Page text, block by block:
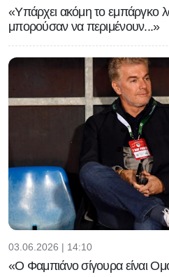
«Υπάρχει ακόμη το εμπάργκο
μπορούσαν να περιμένουν...»
03.06.2026 | 14:10
«Ο Φαμπιάνο σίγουρα είναι